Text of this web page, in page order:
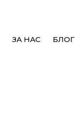
ЗА НАС БЛОГ